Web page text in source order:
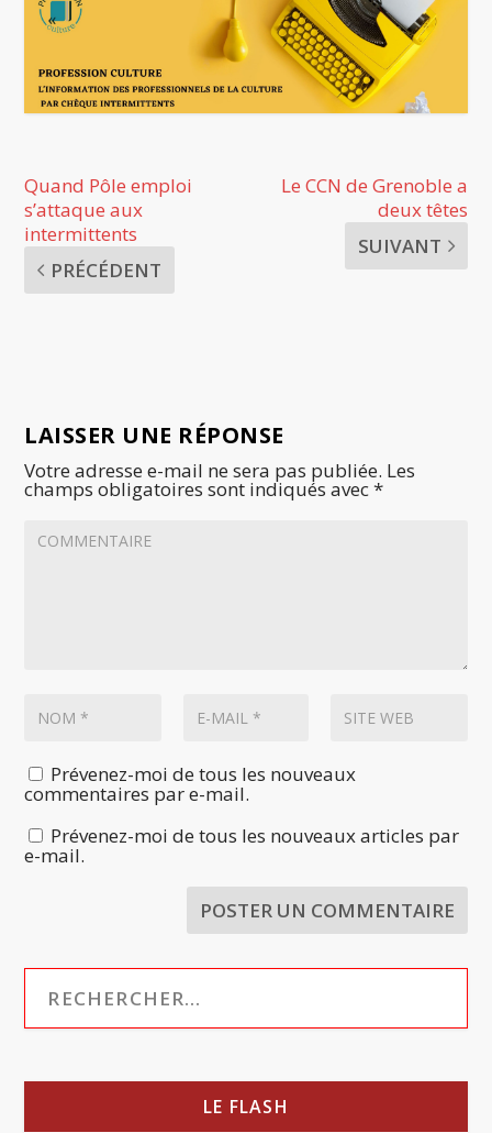
Quand Pôle emploi
s’attaque aux
intermittents
PRÉCÉDENT
Le CCN de Grenoble a
deux têtes
SUIVANT
LAISSER UNE RÉPONSE
Votre adresse e-mail ne sera pas publiée. Les
champs obligatoires sont indiqués avec*
Prévenez-moi de tous les nouveaux
commentaires par e-mail.
Prévenez-moi de tous les nouveaux articles par
e-mail.
LE FLASH